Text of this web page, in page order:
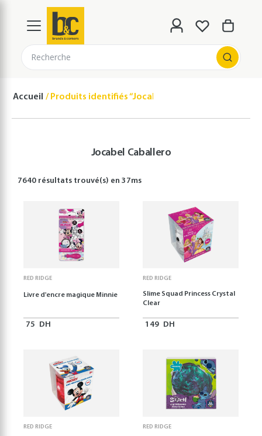
Recherche
Accueil Produits identifiés “Jocabel Caballero”
Jocabel Caballero
7640 résultats trouvé(s) en37ms
RED RIDGE
Livre d'encre magique Minnie
75 DH
RED RIDGE
Slime Squad Princess Crystal
Clear
149 DH
RED RIDGE RED RIDGE